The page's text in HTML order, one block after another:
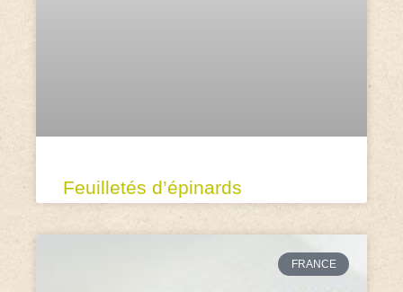
Feuilletés d’épinards
FRANCE